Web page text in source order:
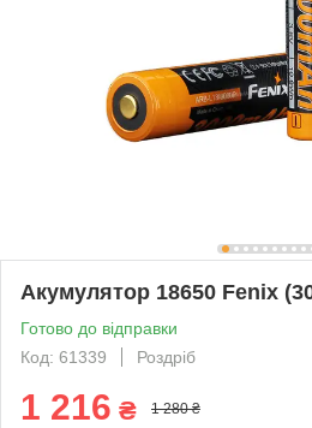
Акумулятор 18650 Fenix
Готово до відправки
Код: 61339
Роздріб
1 216 ₴ 1 280 ₴